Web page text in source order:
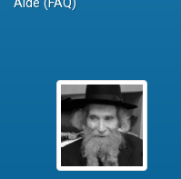
Aide (FAQ)